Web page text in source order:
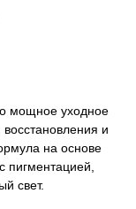
мощное уходное
и
на основе
пигментацией,
свет.